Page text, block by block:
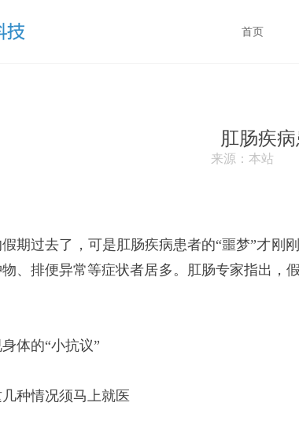
首页
肛肠疾
来源：本站
期过去了，可是肛肠疾病患者的“噩梦”才刚
、排便异常等症状者居多。肛肠专家指出，
体的“小抗议”
种情况须马上就医